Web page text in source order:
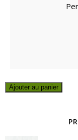
Ajouter au panier